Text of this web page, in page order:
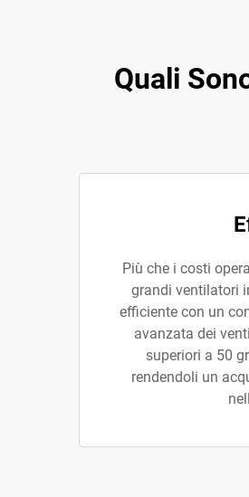
Quali
Più che i costi
grandi ventilatori
efficiente con un
avanzata dei
superiori a 50
rendendoli un